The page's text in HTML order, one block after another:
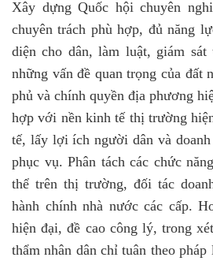
Xây dựng Quốc hội chuyên
chuyên trách phù hợp, đủ năng
diện cho dân, làm luật, giám
những vấn đề quan trọng của đất
phủ và chính quyền địa phương
hợp với nền kinh tế thị trường
tế, lấy lợi ích người dân và
phục vụ. Phân tách các chức
thể trên thị trường, đối tác
hành chính nhà nước các cấp.
hiện đại, đề cao công lý, trong
thẩm nhân dân chỉ tuân theo